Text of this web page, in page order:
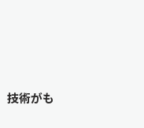
技術がも